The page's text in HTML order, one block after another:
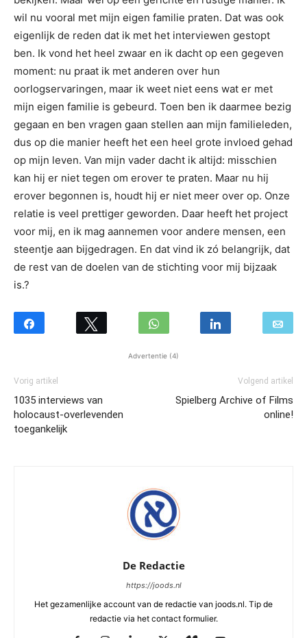
wil nu vooral met mijn eigen familie praten. Dat was ook
eigenlijk de reden dat ik met het interviewen gestopt
ben. Ik vond het heel zwaar en ik dacht op een gegeven
moment: nu praat ik met anderen over hun
oorlogservaringen, maar ik weet niet eens wat er met
mijn eigen familie is gebeurd. Toen ben ik daarmee bezig
gegaan en ben vragen gaan stellen aan mijn familieleden,
dus op die manier heeft het een heel grote invloed gehad
op mijn leven. Van mijn vader dacht ik altijd: misschien
kan hij er niet tegen om erover te praten. Maar nu hij
erover begonnen is, houdt hij er niet meer over op. Onze
relatie is veel prettiger geworden. Daar heeft het project
voor mij, en ik mag aannemen voor andere mensen, een
steentje aan bijgedragen. En dat vind ik zó belangrijk, dat
de rest van de doelen van de stichting voor mij bijzaak
is.?
Advertentie (4)
Vorig artikel
1035 interviews van
holocaust-overlevenden
toegankelijk
Volgend artikel
Spielberg Archive of Films
online!
De Redactie
https://joods.nl
Het gezamenlijke account van de redactie van joods.nl. Tip de
redactie via het contact formulier.